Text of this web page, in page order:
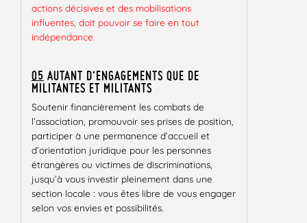
actions décisives et des mobilisations
influentes, doit pouvoir se faire en tout
indépendance.
05 AUTANT D’ENGAGEMENTS QUE DE
MILITANTES ET MILITANTS
Soutenir financièrement les combats de
l’association, promouvoir ses prises de position,
participer à une permanence d’accueil et
d’orientation juridique pour les personnes
étrangères ou victimes de discriminations,
jusqu’à vous investir pleinement dans une
section locale : vous êtes libre de vous engager
selon vos envies et possibilités.